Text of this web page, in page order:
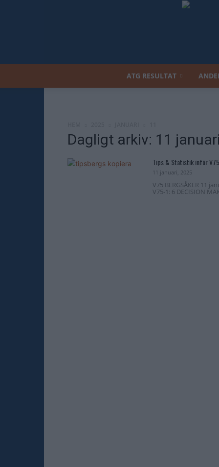
ATG RESULTAT
Dagligt arkiv: 11
Tips & Statistik inför
11 januari, 2025
V75 BERGSÅKER 11
V75-1: 6 DECISION